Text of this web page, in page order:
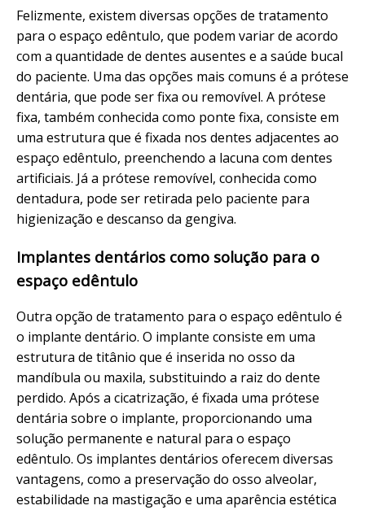
Felizmente, existem diversas opções de tratamento
para o espaço edêntulo, que podem variar de acordo
com a quantidade de dentes ausentes e a saúde bucal
do paciente. Uma das opções mais comuns é a prótese
dentária, que pode ser fixa ou removível. A prótese
fixa, também conhecida como ponte fixa, consiste em
uma estrutura que é fixada nos dentes adjacentes ao
espaço edêntulo, preenchendo a lacuna com dentes
artificiais. Já a prótese removível, conhecida como
dentadura, pode ser retirada pelo paciente para
higienização e descanso da gengiva.
Implantes dentários como solução para o
espaço edêntulo
Outra opção de tratamento para o espaço edêntulo é
o implante dentário. O implante consiste em uma
estrutura de titânio que é inserida no osso da
mandíbula ou maxila, substituindo a raiz do dente
perdido. Após a cicatrização, é fixada uma prótese
dentária sobre o implante, proporcionando uma
solução permanente e natural para o espaço
edêntulo. Os implantes dentários oferecem diversas
vantagens, como a preservação do osso alveolar,
estabilidade na mastigação e uma aparência estética